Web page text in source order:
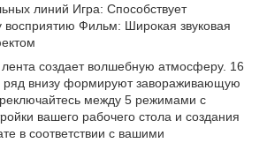
линий Игра: Способствует
восприятию Фильм: Широкая звуковая
создает волшебную атмосферу. 16
ряд внизу формируют завораживающую
между 5 режимами с
вашего рабочего стола и создания
в соответствии с вашими